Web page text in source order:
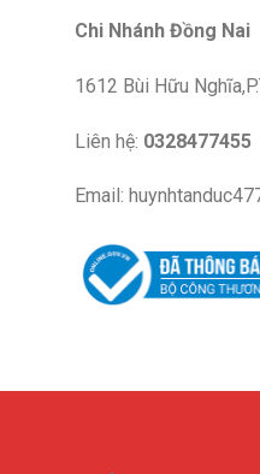
Chi Nhánh Đồng Nai
1612 Bùi Hữu
Liên hệ: 0328477455
Email: